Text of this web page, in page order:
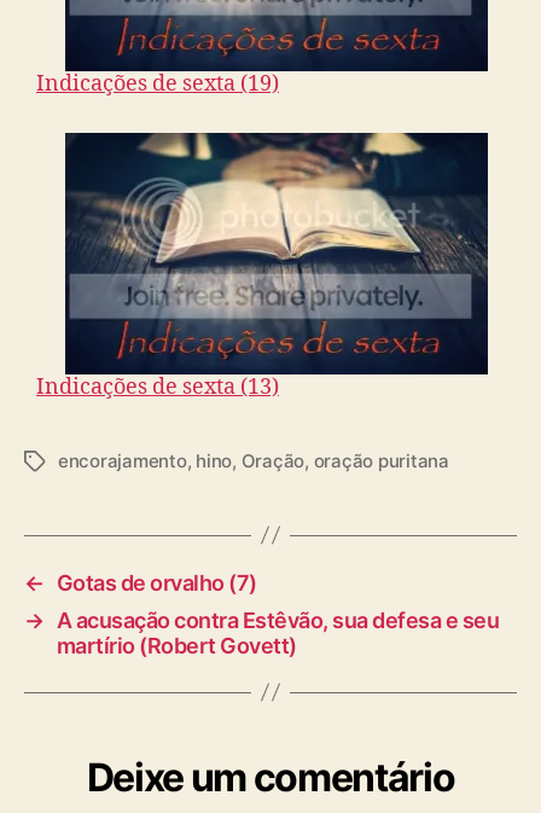
Indicações de sexta (19)
Indicações de sexta (13)
T
s
encorajamento, hino, Oração, oração puritana
←
Gotas de orvalho (7)
→ A acusação contra Estêvão, sua defesa e seu
martírio (Robert Govett)
Deixe um comentário